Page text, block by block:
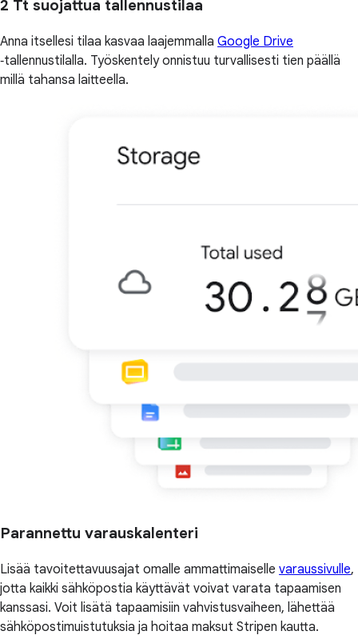
2 Tt suojattua tallennustilaa
Anna itsellesi tilaa kasvaa laajemmalla Google Drive
‑tallennustilalla. Työskentely onnistuu turvallisesti tien päällä
millä tahansa laitteella.
Parannettu varauskalenteri
Lisää tavoitettavuusajat omalle ammattimaiselle varaussivulle,
jotta kaikki sähköpostia käyttävät voivat varata tapaamisen
kanssasi. Voit lisätä tapaamisiin vahvistusvaiheen, lähettää
sähköpostimuistutuksia ja hoitaa maksut Stripen kautta.